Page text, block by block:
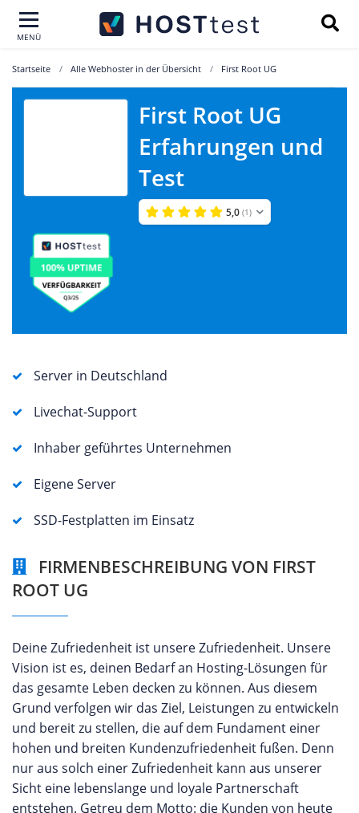
MENÜ
Startseite Alle Webhoster in der Übersicht First Root UG
First Root UG
Erfahrungen und
Test
5,0 (1)
Server in Deutschland
Livechat-Support
Inhaber geführtes Unternehmen
Eigene Server
SSD-Festplatten im Einsatz
FIRMENBESCHREIBUNG VON FIRST
ROOT UG
Deine Zufriedenheit ist unsere Zufriedenheit. Unsere
Vision ist es, deinen Bedarf an Hosting-Lösungen für
das gesamte Leben decken zu können. Aus diesem
Grund verfolgen wir das Ziel, Leistungen zu entwickeln
und bereit zu stellen, die auf dem Fundament einer
hohen und breiten Kundenzufriedenheit fußen. Denn
nur aus solch einer Zufriedenheit kann aus unserer
Sicht eine lebenslange und loyale Partnerschaft
entstehen. Getreu dem Motto: die Kunden von heute